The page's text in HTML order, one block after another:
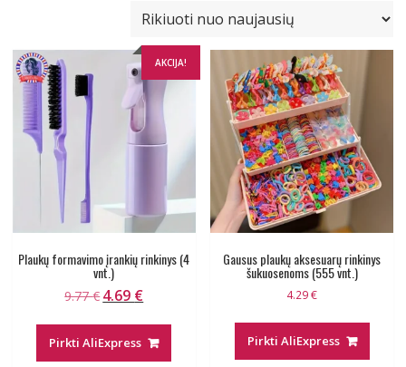
naujausią
AKCIJA!
Plaukų formavimo įrankių rinkinys (4
vnt.)
9.77€ Original
9.77 €.
4.69 €Current
4.69 €.
Pirkti AliExpress
Gausus plaukų aksesuarų rinkinys
šukuosenoms (555 vnt.)
4.29€
Pirkti AliExpress